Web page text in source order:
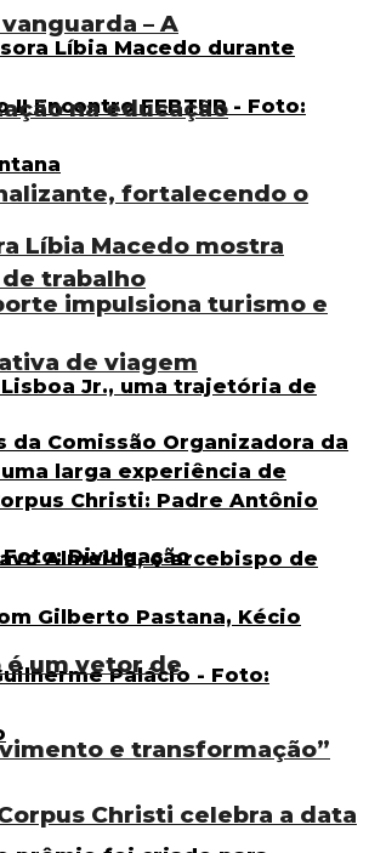
Líbia Macedo mostra
impulsiona turismo e
de viagem
Christi celebra a data
– A
na educação
fortalecendo o
trabalho
é um vetor de
e transformação”